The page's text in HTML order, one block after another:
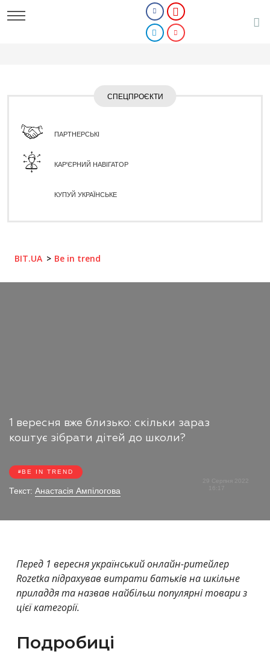
СПЕЦПРОЄКТИ
ПАРТНЕРСЬКІ
КАР'ЄРНИЙ НАВІГАТОР
КУПУЙ УКРАЇНСЬКЕ
BIT.UA Be in trend
1 вересня вже близько: скільки зараз
коштує зібрати дітей до школи?
BE IN TREND
Текст: Анастасія Ампілогова
29 Серпня 2022
16:17
Перед 1 вересняукраїнський онлайн-ритейлер
Rozetka підрахував витрати батьків на шкільне
приладдя та назвав найбільш популярні товари з
цієї категорії.
Подробиці